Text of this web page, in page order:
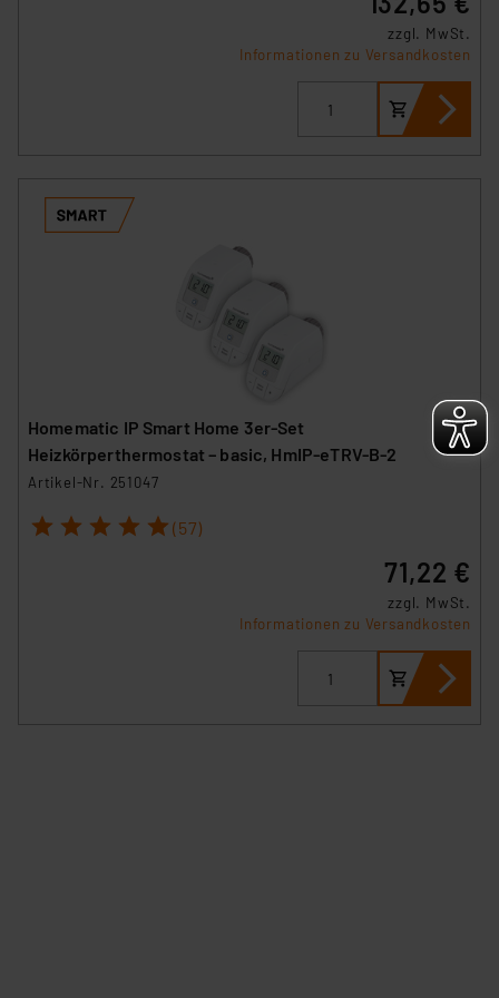
insbesondere der Art der übermittelten Daten,
zzgl. MwSt.
Informationen zu Versandkosten
Homematic IP Smart Home 3er-Set
Heizkörperthermostat – basic, HmIP-eTRV-B-2
Artikel-Nr. 251047
1 2 3 4 5 (57)
71,22 €
zzgl. MwSt.
Informationen zu Versandkosten